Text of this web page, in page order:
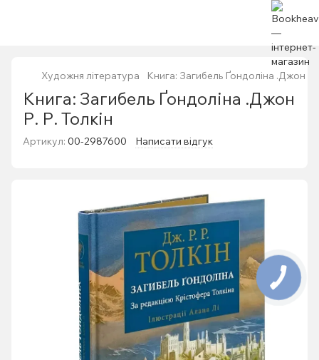
Художня література Книга: Загибель Ґондоліна .Джон Р.
Книга: Загибель Ґондоліна .Джон
Р. Р. Толкін
Артикул: 00-2987600 Написати відгук